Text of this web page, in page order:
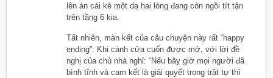
lên án cái kẻ một dạ hai lòng đang còn ngồi tít tận
trên tầng 6 kia.
Tất nhiên, màn kết của câu chuyện này rất “happy
ending”: Khi cánh cửa cuốn được mở, với lời đề
nghị của chủ nhà nghỉ: “Nếu bây giờ mọi người đã
bình tĩnh và cam kết là giải quyết trong trật tự thì